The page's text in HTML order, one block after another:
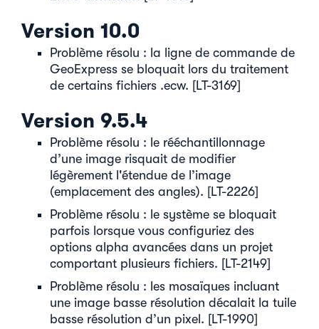
Version 10.0
Problème résolu : la ligne de commande de
GeoExpress se bloquait lors du traitement
de certains fichiers .ecw. [LT-3169]
Version 9.5.4
Problème résolu : le rééchantillonnage
d’une image risquait de modifier
légèrement l'étendue de l’image
(emplacement des angles). [LT-2226]
Problème résolu : le système se bloquait
parfois lorsque vous configuriez des
options alpha avancées dans un projet
comportant plusieurs fichiers. [LT-2149]
Problème résolu : les mosaïques incluant
une image basse résolution décalait la tuile
basse résolution d’un pixel. [LT-1990]